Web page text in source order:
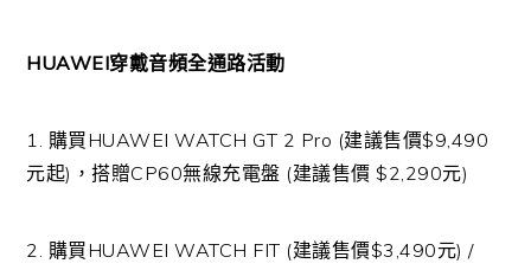
HUAWEI穿戴音頻全通路活動
1. 購買HUAWEI WATCH GT 2 Pro (建議售價$9,490
元起)，搭贈CP60無線充電盤 (建議售價 $2,290元)
2. 購買HUAWEI WATCH FIT (建議售價$3,490元) /